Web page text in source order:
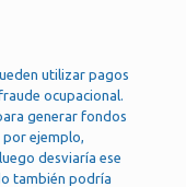
utilizar pagos
ocupacional.
generar fondos
ejemplo,
desviaría ese
también podría